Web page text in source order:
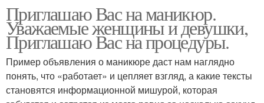
Приглашаю Вас на маникюр.
Уважаемые женщины и девушки,
Приглашаю Вас на процедуры.
Пример объявления о маникюре даст нам наглядно
понять, что «работает» и цепляет взгляд, а какие тексты
становятся информационной мишурой, которая